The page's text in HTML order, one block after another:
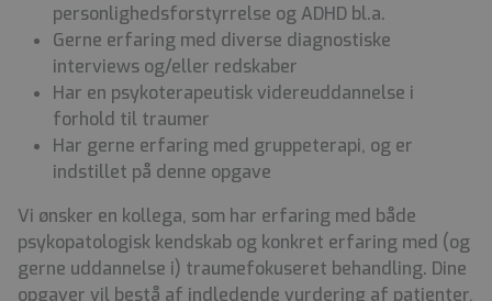
personlighedsforstyrrelse og ADHD bl.a.
Gerne erfaring med diverse diagnostiske
interviews og/eller redskaber
Har en psykoterapeutisk videreuddannelse i
forhold til traumer
Har gerne erfaring med gruppeterapi, og er
indstillet på denne opgave
Vi ønsker en kollega, som har erfaring med både
psykopatologisk kendskab og konkret erfaring med (og
gerne uddannelse i) traumefokuseret behandling. Dine
opgaver vil bestå af indledende vurdering af patienter,